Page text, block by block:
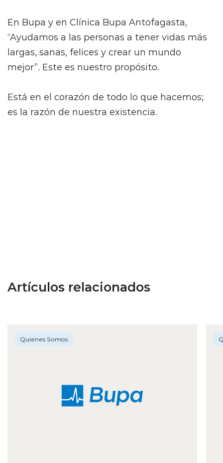
En Bupa y en Clínica Bupa Antofagasta,
“Ayudamos a las personas a tener vidas más
largas, sanas, felices y crear un mundo
mejor”. Este es nuestro propósito.
Está en el corazón de todo lo que hacemos;
es la razón de nuestra existencia.
Artículos relacionados
Quienes Somos